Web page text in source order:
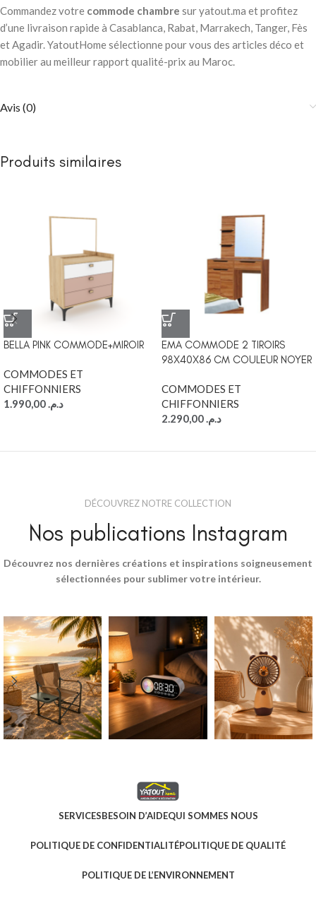
Commandez votre commode chambre sur yatout.ma et profitez
d’une livraison rapide à Casablanca, Rabat, Marrakech, Tanger, Fès
et Agadir. YatoutHome sélectionne pour vous des articles déco et
mobilier au meilleur rapport qualité-prix au Maroc.
Avis (0)
Produits similaires
BELLA PINK COMMODE+MIROIR
COMMODES ET
CHIFFONNIERS
د.م.
EMA COMMODE 2 TIROIRS
98X40X86 CM COULEUR NOYER
COMMODES ET
CHIFFONNIERS
د.م.
DÉCOUVREZ NOTRE COLLECTION
Nos publications Instagram
Découvrez nos dernières créations et inspirations soigneusement
sélectionnées pour sublimer votre intérieur.
SERVICESBESOIN D’AIDEQUI SOMMES NOUS
POLITIQUE DE CONFIDENTIALITÉPOLITIQUE DE QUALITÉ
POLITIQUE DE L’ENVIRONNEMENT